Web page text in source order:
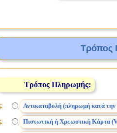
Τρόπος
Τρόπος Πληρωμής:
Αντικαταβολή (πληρωμή κατά
Πιστωτική ή Χρεωστική Κάρτα